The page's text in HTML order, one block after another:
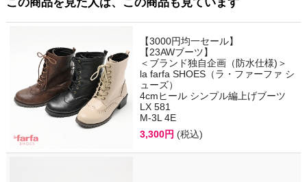
【3000円均一セール】
【23AWブーツ】
＜ブランド独自企画（防水仕様)＞
la farfa SHOES（ラ・ファーファ シ
ューズ）
4cmヒール シンプル編上げブーツ
LX 581
M-3L 4E
3,300円 (税込)